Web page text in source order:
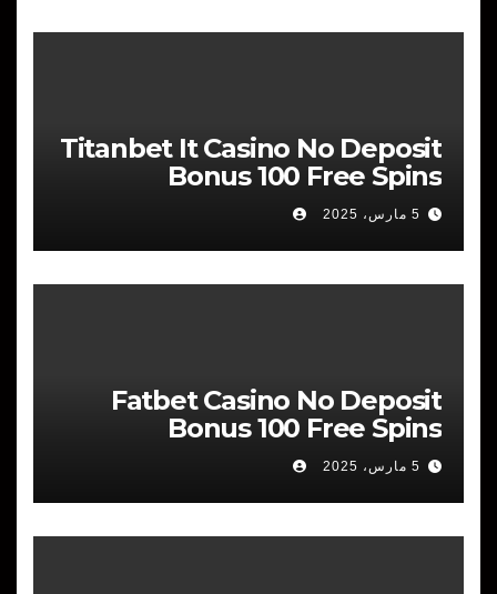
Titanbet It Casino No Deposit
Bonus 100 Free Spins
5 مارس، 2025
Fatbet Casino No Deposit
Bonus 100 Free Spins
5 مارس، 2025